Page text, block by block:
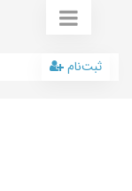
ثبت‌نام